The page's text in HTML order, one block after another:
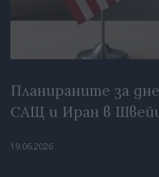
Планираните за
САЩ и Иран в
19.06.2026